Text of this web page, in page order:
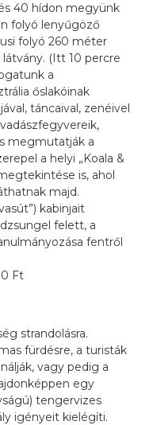
40 hídon megyünk
folyó lenyűgöző
folyó 260 méter
(Itt 10 percre
a
őslakóinak
táncaival, zenéivel
megmutatják a
a helyi „Koala &
is, ahol
majd.
kabinjait
felett, a
fentről
Ft
strandolásra.
fürdésre, a turisták
vagy pedig a
egy
tengervizes
igényeit kielégíti.